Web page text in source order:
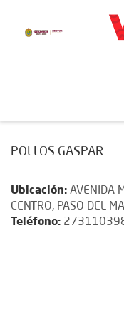
POLLOS GASPAR
Ubicación: AVENIDA
CENTRO, PASO DEL
Teléfono: